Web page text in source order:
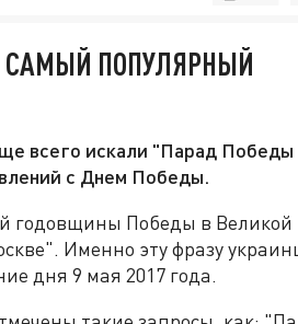
ПОПУЛЯРНЫЙ
всего искали "Парад Победы
с Днем Победы.
годовщины Победы в Великой
Именно эту фразу
дня 9 мая 2017 года.